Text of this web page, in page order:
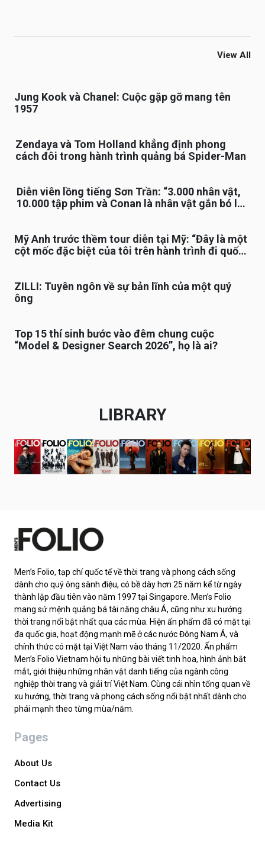
View All
Jung Kook và Chanel: Cuộc gặp gỡ mang tên
1957
Zendaya và Tom Holland khẳng định phong
cách đôi trong hành trình quảng bá Spider-Man
Diễn viên lồng tiếng Sơn Trần: “3.000 nhân vật,
10.000 tập phim và Conan là nhân vật gắn bó lâu
Mỹ Anh trước thềm tour diễn tại Mỹ: “Đây là một
cột mốc đặc biệt của tôi trên hành trình đi quốc
ZILLI: Tuyên ngôn về sự bản lĩnh của một quý
ông
Top 15 thí sinh bước vào đêm chung cuộc
“Model & Designer Search 2026”, họ là ai?
LIBRARY
Men’s Folio, tạp chí quốc tế về thời trang và phong cách sống
dành cho quý ông sành điệu, có bề dày hơn 25 năm kể từ ngày
thành lập đầu tiên vào năm 1997 tại Singapore. Men’s Folio
mang sứ mệnh quảng bá tài năng châu Á, cũng như xu hướng
thời trang nổi bật nhất qua các mùa. Hiện ấn phẩm đã có mặt tại
đa quốc gia, hoạt động mạnh mẽ ở các nước Đông Nam Á, và
chính thức có mặt tại Việt Nam vào tháng 11/2020. Ấn phẩm
Men’s Folio Vietnam hội tụ những bài viết tinh hoa, hình ảnh bắt
mắt, giới thiệu những nhân vật danh tiếng của ngành công
nghiệp thời trang và giải trí Việt Nam. Cùng cái nhìn tổng quan về
xu hướng, thời trang và phong cách sống nổi bật nhất dành cho
phái mạnh theo từng mùa/năm.
Pages
About Us
Contact Us
Advertising
Media Kit